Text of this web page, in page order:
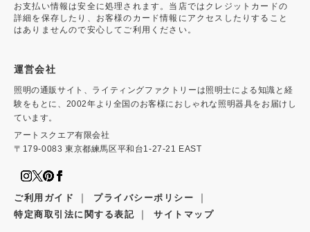
お支払い情報は安全に処理されます。当店ではクレジットカードの
詳細を保存したり、お客様のカード情報にアクセスしたりすること
はありませんので安心してご利用ください。
運営会社
照明の通販サイト、ライティングファクトリーは照明士による知識と経
験をもとに、2002年より全国のお客様におしゃれな照明器具をお届けし
ています。
アートスクエア有限会社
〒179-0083 東京都練馬区平和台1-27-21 EAST
ご利用ガイド ｜ プライバシーポリシー ｜
特定商取引法に関する表記 ｜ サイトマップ